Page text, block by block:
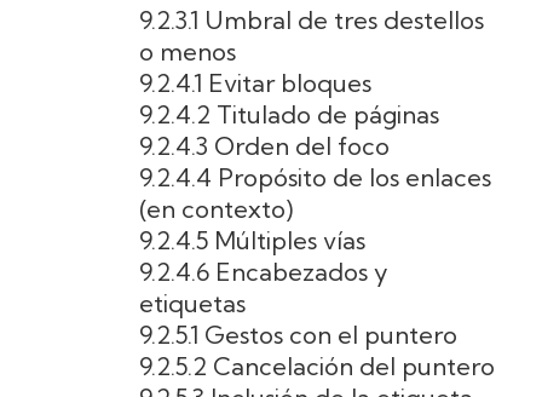
9.2.3.1 Umbral de tres destellos
o menos
9.2.4.1 Evitar bloques
9.2.4.2 Titulado de páginas
9.2.4.3 Orden del foco
9.2.4.4 Propósito de los enlaces
(en contexto)
9.2.4.5 Múltiples vías
9.2.4.6 Encabezados y
etiquetas
9.2.5.1 Gestos con el puntero
9.2.5.2 Cancelación del puntero